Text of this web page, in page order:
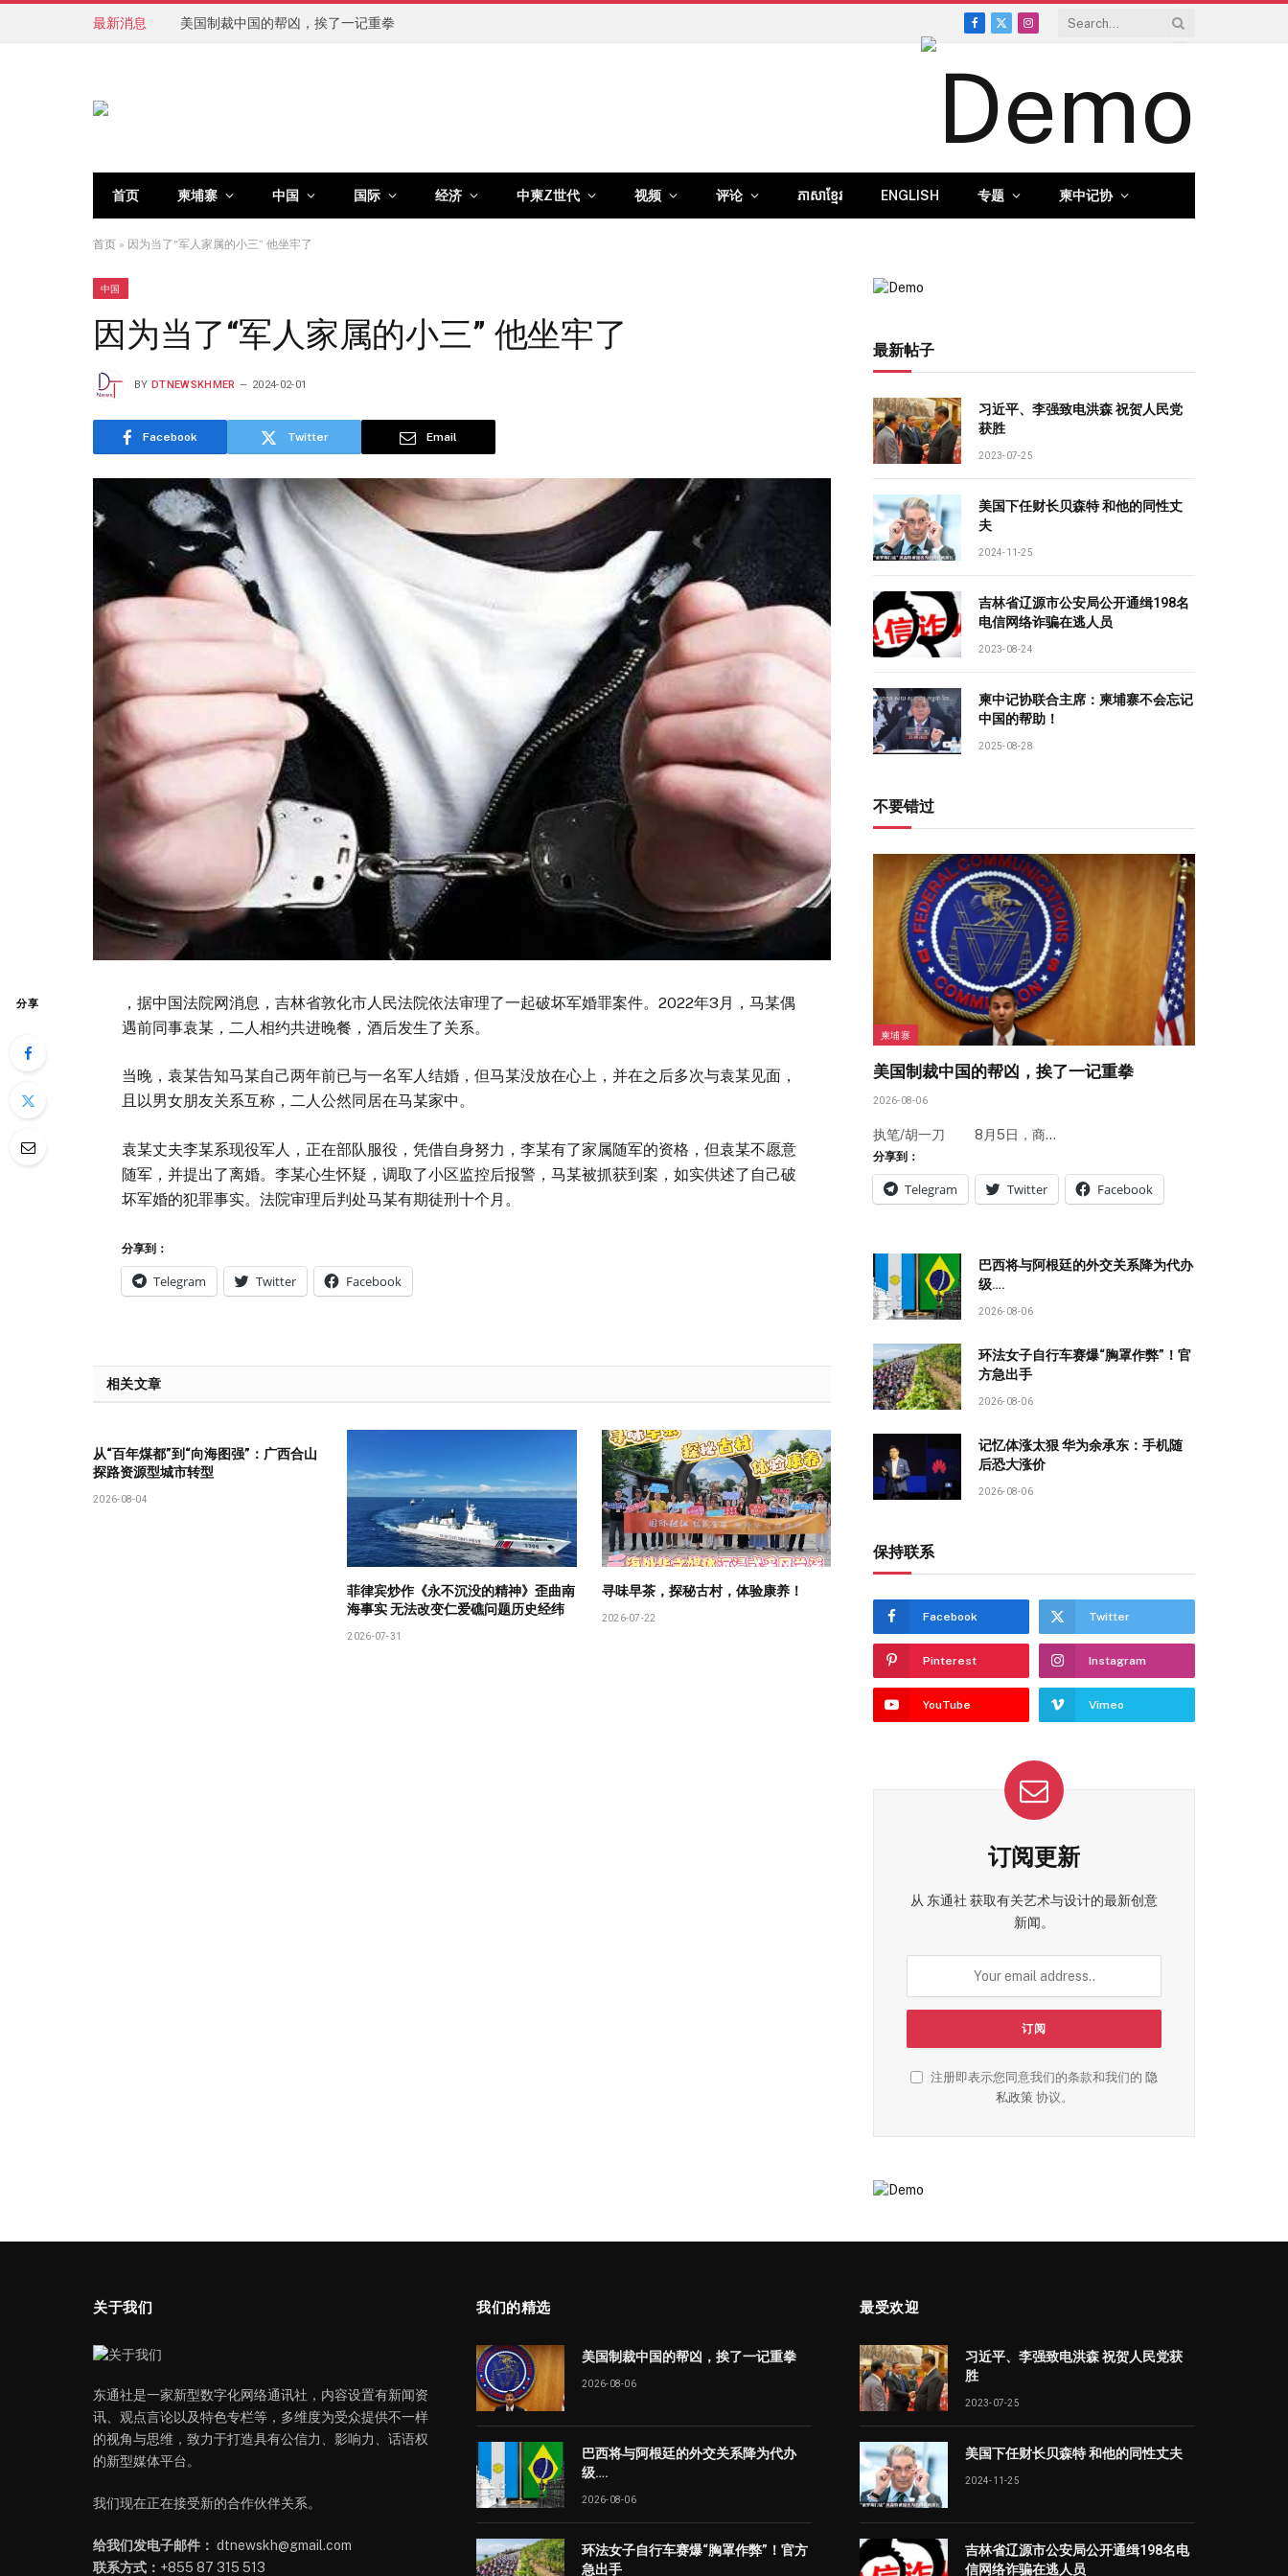
最新消息 美国制裁中国的帮凶，挨了一记重拳
Facebook
X
Instagram
首页 柬埔寨 中国 国际 经济 中柬Z世代 视频 评论 ភាសាខ្មែរ ENGLISH 专题 柬中记协
首页 » 因为当了“军人家属的小三” 他坐牢了
中国
因为当了“军人家属的小三” 他坐牢了
BY DTNEWSKHMER 2024-02-01
Facebook Twitter Email
分享
，据中国法院网消息，吉林省敦化市人民法院依法审理了一起破坏军婚罪案件。2022年3月，马某偶
遇前同事袁某，二人相约共进晚餐，酒后发生了关系。
当晚，袁某告知马某自己两年前已与一名军人结婚，但马某没放在心上，并在之后多次与袁某见面，
且以男女朋友关系互称，二人公然同居在马某家中。
袁某丈夫李某系现役军人，正在部队服役，凭借自身努力，李某有了家属随军的资格，但袁某不愿意
随军，并提出了离婚。李某心生怀疑，调取了小区监控后报警，马某被抓获到案，如实供述了自己破
坏军婚的犯罪事实。法院审理后判处马某有期徒刑十个月。
分享到：
Telegram Twitter Facebook
相关文章
从“百年煤都”到“向海图强”：广西合山
探路资源型城市转型
2026-08-04
菲律宾炒作《永不沉没的精神》歪曲南
海事实 无法改变仁爱礁问题历史经纬
2026-07-31
寻味早茶，探秘古村，体验康养！
2026-07-22
最新帖子
习近平、李强致电洪森 祝贺人民党
获胜
2023-07-25
美国下任财长贝森特 和他的同性丈
夫
2024-11-25
吉林省辽源市公安局公开通缉198名
电信网络诈骗在逃人员
2023-08-24
柬中记协联合主席：柬埔寨不会忘记
中国的帮助！
2025-08-28
不要错过
柬埔寨
美国制裁中国的帮凶，挨了一记重拳
2026-08-06
执笔/胡一刀 8月5日，商…
分享到：
Telegram Twitter Facebook
巴西将与阿根廷的外交关系降为代办
级….
2026-08-06
环法女子自行车赛爆“胸罩作弊”！官
方急出手
2026-08-06
记忆体涨太狠 华为余承东：手机随
后恐大涨价
2026-08-06
保持联系
Facebook Twitter
Pinterest Instagram
YouTube Vimeo
订阅更新
从 东通社 获取有关艺术与设计的最新创意
新闻。
注册即表示您同意我们的条款和我们的 隐
私政策协议。
关于我们
东通社是一家新型数字化网络通讯社，内容设置有新闻资
讯、观点言论以及特色专栏等，多维度为受众提供不一样
的视角与思维，致力于打造具有公信力、影响力、话语权
的新型媒体平台。
我们现在正在接受新的合作伙伴关系。
给我们发电子邮件： dtnewskh@gmail.com
联系方式： +855 87 315 513
我们的精选
美国制裁中国的帮凶，挨了一记重拳
2026-08-06
巴西将与阿根廷的外交关系降为代办
级….
2026-08-06
环法女子自行车赛爆“胸罩作弊”！官方
急出手
最受欢迎
习近平、李强致电洪森 祝贺人民党获
胜
2023-07-25
美国下任财长贝森特 和他的同性丈夫
2024-11-25
吉林省辽源市公安局公开通缉198名电
信网络诈骗在逃人员